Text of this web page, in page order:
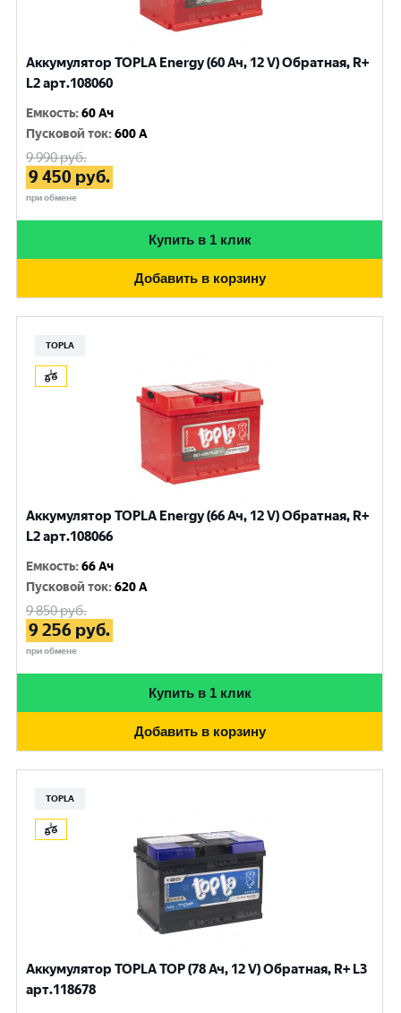
Аккумулятор TOPLA Energy (60 Ач, 12 V) Обратная, R+
L2 арт.108060
Емкость:60 Ач
Пусковой ток:600 A
9 990руб.
9 450 руб.
при обмене
Купить в 1 клик
Добавить в корзину
TOPLA
Аккумулятор TOPLA Energy (66 Ач, 12 V) Обратная, R+
L2 арт.108066
Емкость:66 Ач
Пусковой ток:620 A
9 850руб.
9 256 руб.
при обмене
Купить в 1 клик
Добавить в корзину
TOPLA
Аккумулятор TOPLA TOP (78 Ач, 12 V) Обратная, R+ L3
арт.118678